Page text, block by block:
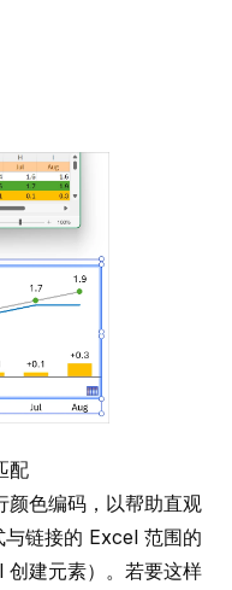
配
色编码，以帮助直观
链接的 Excel 范围的
创建元素）。若要这样